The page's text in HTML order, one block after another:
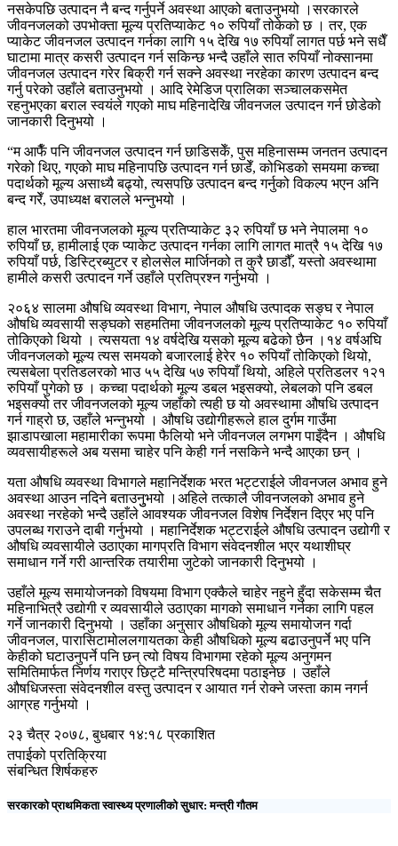
नसकेपछि उत्पादन नै बन्द गर्नुपर्ने अवस्था आएको बताउनुभयो ।सरकारले
जीवनजलको उपभोक्ता मूल्य प्रतिप्याकेट १० रुपियाँ तोकेको छ । तर, एक
प्याकेट जीवनजल उत्पादन गर्नका लागि १५ देखि १७ रुपियाँ लागत पर्छ भने सधैँ
घाटामा मात्र कसरी उत्पादन गर्न सकिन्छ भन्दै उहाँले सात रुपियाँ नोक्सानमा
जीवनजल उत्पादन गरेर बिक्री गर्न सक्ने अवस्था नरहेका कारण उत्पादन बन्द
गर्नु परेको उहाँले बताउनुभयो । आदि रेमेडिज प्रालिका सञ्चालकसमेत
रहनुभएका बराल स्वयंले गएको माघ महिनादेखि जीवनजल उत्पादन गर्न छोडेको
जानकारी दिनुभयो ।
“म आफैँ पनि जीवनजल उत्पादन गर्न छाडिसकेँ, पुस महिनासम्म जनतन उत्पादन
गरेको थिए, गएको माघ महिनापछि उत्पादन गर्न छाडेँ, कोभिडको समयमा कच्चा
पदार्थको मूल्य असाध्यै बढ्यो, त्यसपछि उत्पादन बन्द गर्नुको विकल्प भएन अनि
बन्द गरेँ, उपाध्यक्ष बरालले भन्नुभयो ।
हाल भारतमा जीवनजलको मूल्य प्रतिप्याकेट ३२ रुपियाँ छ भने नेपालमा १०
रुपियाँ छ, हामीलाई एक प्याकेट उत्पादन गर्नका लागि लागत मात्रै १५ देखि १७
रुपियाँ पर्छ, डिस्ट्रिब्युटर र होलसेल मार्जिनको त कुरै छाडौँ, यस्तो अवस्थामा
हामीले कसरी उत्पादन गर्ने उहाँले प्रतिप्रश्न गर्नुभयो ।
२०६४ सालमा औषधि व्यवस्था विभाग, नेपाल औषधि उत्पादक सङ्घ र नेपाल
औषधि व्यवसायी सङ्घको सहमतिमा जीवनजलको मूल्य प्रतिप्याकेट १० रुपियाँ
तोकिएको थियो । त्यसयता १४ वर्षदेखि यसको मूल्य बढेको छैन ।१४ वर्षअघि
जीवनजलको मूल्य त्यस समयको बजारलाई हेरेर १० रुपियाँ तोकिएको थियो,
त्यसबेला प्रतिडलरको भाउ ५५ देखि ५७ रुपियाँ थियो, अहिले प्रतिडलर १२१
रुपियाँ पुगेको छ । कच्चा पदार्थको मूल्य डबल भइसक्यो, लेबलको पनि डबल
भइसक्यो तर जीवनजलको मूल्य जहाँको त्यही छ यो अवस्थामा औषधि उत्पादन
गर्न गाह्रो छ, उहाँले भन्नुभयो । औषधि उद्योगीहरूले हाल दुर्गम गाउँमा
झाडापखाला महामारीका रूपमा फैलियो भने जीवनजल लगभग पाइँदैन । औषधि
व्यवसायीहरूले अब यसमा चाहेर पनि केही गर्न नसकिने भन्दै आएका छन् ।
यता औषधि व्यवस्था विभागले महानिर्देशक भरत भट्टराईले जीवनजल अभाव हुने
अवस्था आउन नदिने बताउनुुभयो ।अहिले तत्कालै जीवनजलको अभाव हुने
अवस्था नरहेको भन्दै उहाँले आवश्यक जीवनजल विशेष निर्देशन दिएर भए पनि
उपलब्ध गराउने दाबी गर्नुभयो । महानिर्देशक भट्टराईले औषधि उत्पादन उद्योगी र
औषधि व्यवसायीले उठाएका मागप्रति विभाग संवेदनशील भएर यथाशीघ्र
समाधान गर्ने गरी आन्तरिक तयारीमा जुटेको जानकारी दिनुभयो ।
उहाँले मूल्य समायोजनको विषयमा विभाग एक्कैले चाहेर नहुने हुँदा सकेसम्म चैत
महिनाभित्रै उद्योगी र व्यवसायीले उठाएका मागको समाधान गर्नका लागि पहल
गर्ने जानकारी दिनुभयो । उहाँका अनुसार औषधिको मूल्य समायोजन गर्दा
जीवनजल, पारासिटामोललगायतका केही औषधिको मूल्य बढाउनुपर्ने भए पनि
केहीको घटाउनुपर्ने पनि छन् त्यो विषय विभागमा रहेको मूल्य अनुगमन
समितिमार्फत निर्णय गराएर छिट्टै मन्त्रिपरिषदमा पठाइनेछ । उहाँले
औषधिजस्ता संवेदनशील वस्तु उत्पादन र आयात गर्न रोक्ने जस्ता काम नगर्न
आग्रह गर्नुभयो ।
२३ चैत्र २०७८, बुधबार १४:१८ प्रकाशित
तपाईको प्रतिक्रिया
संबन्धित शिर्षकहरु
सरकारको प्राथमिकता स्वास्थ्य प्रणालीको सुधार: मन्त्री गौतम